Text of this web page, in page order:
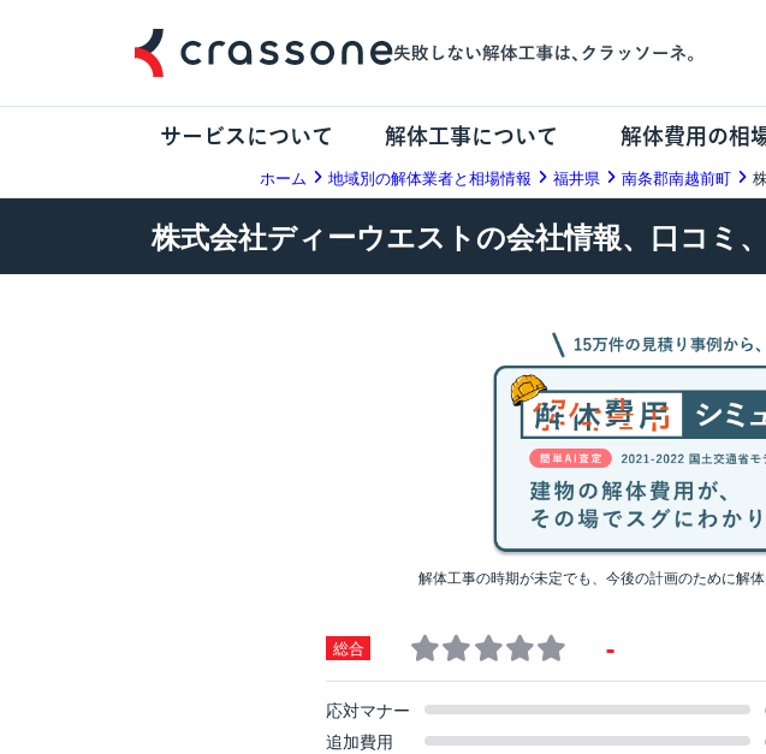
サービスについて 解体工事について 解体費用の相
ホーム 地域別の解体業者と相場情報 福井県 南条郡南越前町
株式会社ディーウエストの会社情報、口コミ
解体工事の時期が未定でも、今後の計画のために解
総合 -
応対マナー
追加費用